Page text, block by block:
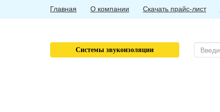
Главная О компании Скачать прайс-лист
Системы звукоизоляции